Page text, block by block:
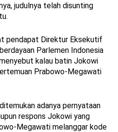
judulnya telah disunting
pendapat Direktur Eksekutif
Parlemen Indonesia
kalau batin Jokowi
Prabowo-Megawati
adanya pernyataan
respons Jokowi yang
Megawati melanggar kode